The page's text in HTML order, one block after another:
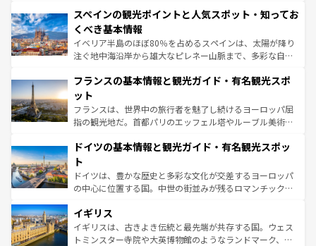
ろん、トスカーナの美しい田園風景やアマルフィ海岸の絶
景など、自然景観も見逃せない。観光の合間には、本場の
ピザやパスタなど、絶品のイタリア料理を堪能することも
できる。朝目覚めてから夜眠るまで、すべての瞬間を楽し
なお、新着のイタリア情報はコンテンツ一覧を参照してほ
しい。
スペインの観光ポイントと人気スポット・知ってお
くべき基本情報
イベリア半島のほぼ80％を占めるスペインは、太陽が降り
注ぐ地中海沿岸から雄大なピレネー山脈まで、多彩な自然
文化が根付くこの国では、情熱的なフラメンコ、熱気あふ
れる闘牛、そして美味しいタパスが生活の一部となってい
る。首都マドリードの洗練された雰囲気や、バルセロナの
アートに溢れた街角から、地方では古代ローマ遺跡や中世
せる。地方によって風土や気候が異なるスペインはその個
ンテンツ一覧 を参照してほしい。
フランスの基本情報と観光ガイド・有名観光スポ
ット
フランスは、世界中の旅行者を魅了し続けるヨーロッパ屈
指の観光地だ。首都パリのエッフェル塔やルーブル美術館
で、幅広い魅力が詰まっている。華麗な宮殿、歴史的な大
聖堂、美しいビーチ、そして豊かな自然が、訪れる者を心
から魅了する。また、フランスは美食の国としても知ら
れ、フランス料理はユネスコ無形文化遺産にも登録されて
香り高いラベンダー畑など、多彩な楽しみ方が可能だ。さ
らに、パリ以外の地域にも魅力が溢れており、どの街角に
も豊かな歴史と文化が息づいている。パリ以外の個性あふ
ドイツの基本情報と観光ガイド・有名観光スポッ
ト
ドイツは、豊かな歴史と多彩な文化が交差するヨーロッパ
の中心に位置する国。中世の街並みが残るロマンチック街
顔を持つこの国は、どこを歩いても飽きることがない。ベ
ルリンの文化的活気、バイエルン州のアルプスの絶景、そ
してライン川沿いのワイン畑といった風景は必見。ビール
イギリス
イギリスは、古きよき伝統と最先端が共存する国。ウェス
トミンスター寺院や大英博物館のようなランドマーク、歴